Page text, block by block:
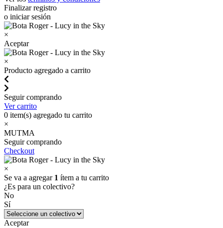
Finalizar registro
o iniciar sesión
×
Aceptar
×
Producto agregado a carrito
Seguir comprando
Ver carrito
0 item(s) agregado tu carrito
×
MUTMA
Seguir comprando
Checkout
×
Se va a agregar 1 ítem a tu carrito
¿Es para un colectivo?
No
Sí
Aceptar